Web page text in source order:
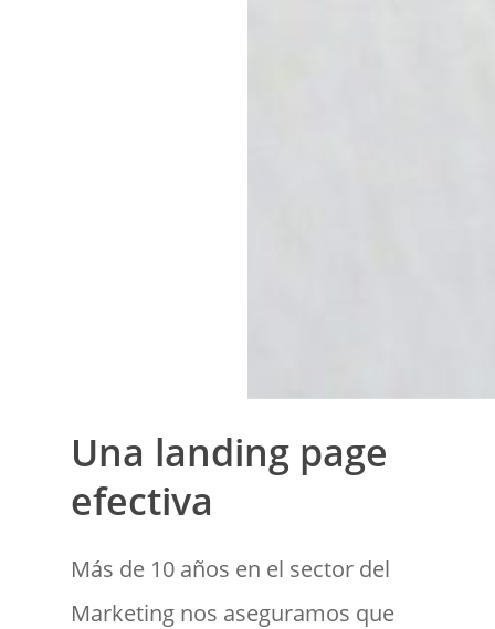
Una landing page
efectiva
Más de 10 años en el sector del
Marketing nos aseguramos que